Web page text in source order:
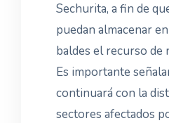
Sechurita, a fin de
puedan almacenar
baldes el recurso de
Es importante
continuará con la
sectores afectados